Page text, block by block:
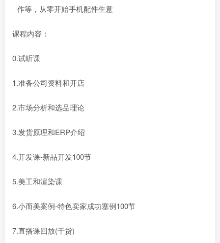
课程内容：
0.试听课
1.准备公司资料和开店
2.市场分析和选品理论
3.发货原理和ERP介绍
4.开发课-新品开发100节
5.美工和渲染课
6.小而美案例-特色卖家成功塞例100节
7.直播课回放(干货)